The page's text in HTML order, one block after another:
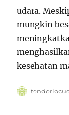
udara.
mungkin
kesehatan
Author